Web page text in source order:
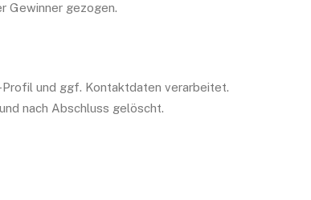
Gewinner gezogen.
und ggf. Kontaktdaten verarbeitet.
nach Abschluss gelöscht.